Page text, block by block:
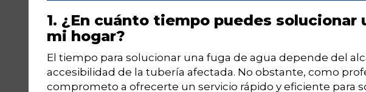
1. ¿En cuánto tiempo puedes solucionar
mi hogar?
El tiempo para solucionar una fuga de agua depende del
accesibilidad de la tubería afectada. No obstante, como
comprometo a ofrecerte un servicio rápido y eficiente para